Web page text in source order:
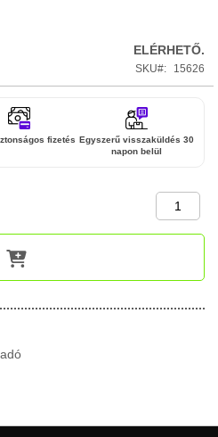
ELÉRHETŐ.
SKU 15626
fizetés Egyszerű visszaküldés 30
napon belül